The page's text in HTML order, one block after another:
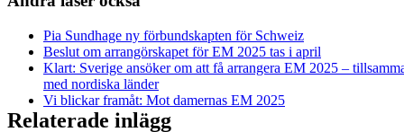
Pia Sundhage ny förbundskapten för Schweiz
Beslut om arrangörskapet för EM 2025 tas i april
Klart: Sverige ansöker om att få arrangera EM 2025 –
med nordiska länder
Vi blickar framåt: Mot damernas EM 2025
Relaterade inlägg